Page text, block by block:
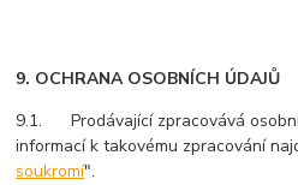
9. OCHRANA OSOBNÍCH ÚDAJŮ
9.1. Prodávající zpracovává
informací k takovému zpracování
soukromí".